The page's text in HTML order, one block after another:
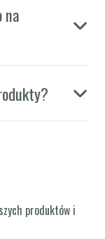
na
produktów i